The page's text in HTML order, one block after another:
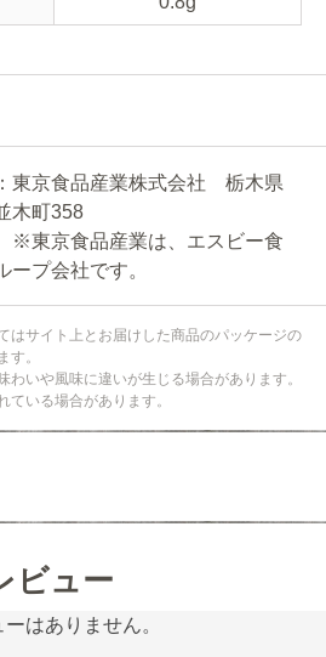
東京食品産業株式会社 栃木県
木町358
食品産業は、エスビー食
ープ会社です。
はサイト上とお届けした商品のパッケージの
す。
いや風味に違いが生じる場合があります。
ている場合があります。
ビュー
ーはありません。